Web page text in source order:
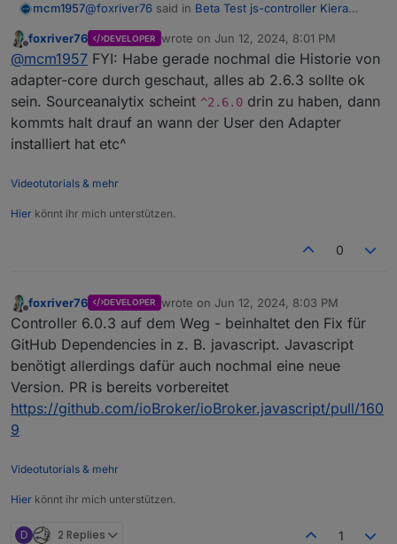
mcm1957@foxriver76 said in Beta Test js-controller Kiera
@jb_sullivan2.1.12
Sourceanalytix, Martin meinte die adapter-core
Version ist eventuell zu alt, wenn er startet
sollte alles passen.
@ JB_Sullivan
Siehehttps://forum.iobroker.net/topic/75206/beta-
test-js-controller-kiera-v6-0/39
Release
Offline
foxriver76 DEVELOPER wrote on Jun 12, 2024, 8:01 PM
last edited by
@mcm1957 FYI: Habe gerade nochmal die Historie von
adapter-core durch geschaut, alles ab 2.6.3 sollte ok
sein. Sourceanalytix scheint ^2.6.0 drin zu haben, dann
kommts halt drauf an wann der User den Adapter
installiert hat etc^
Videotutorials & mehr
Hier könnt ihr mich unterstützen.
0
Offline
foxriver76 DEVELOPER wrote on Jun 12, 2024, 8:03 PM
last edited by
Controller 6.0.3 auf dem Weg - beinhaltet den Fix für
GitHub Dependencies in z. B. javascript. Javascript
benötigt allerdings dafür auch nochmal eine neue
Version. PR is bereits vorbereitet
https://github.com/ioBroker/ioBroker.javascript/pull/160
9
Videotutorials & mehr
Hier könnt ihr mich unterstützen.
D 2 Replies 1